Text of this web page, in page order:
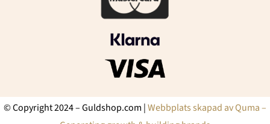
© Copyright 2024 – Guldshop.com |Webbplats skapad av Quma –